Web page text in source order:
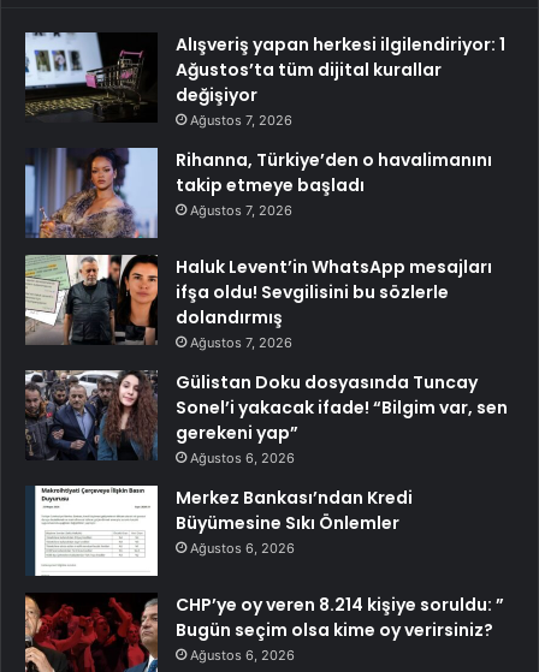
Alışveriş yapan herkesi ilgilendiriyor: 1
Ağustos’ta tüm dijital kurallar
değişiyor
Ağustos 7, 2026
Rihanna, Türkiye’den o havalimanını
takip etmeye başladı
Ağustos 7, 2026
Haluk Levent’in WhatsApp mesajları
ifşa oldu! Sevgilisini bu sözlerle
dolandırmış
Ağustos 7, 2026
Gülistan Doku dosyasında Tuncay
Sonel’i yakacak ifade! “Bilgim var, sen
gerekeni yap”
Ağustos 6, 2026
Merkez Bankası’ndan Kredi
Büyümesine Sıkı Önlemler
Ağustos 6, 2026
CHP’ye oy veren 8.214 kişiye soruldu: ”
Bugün seçim olsa kime oy verirsiniz?
Ağustos 6, 2026